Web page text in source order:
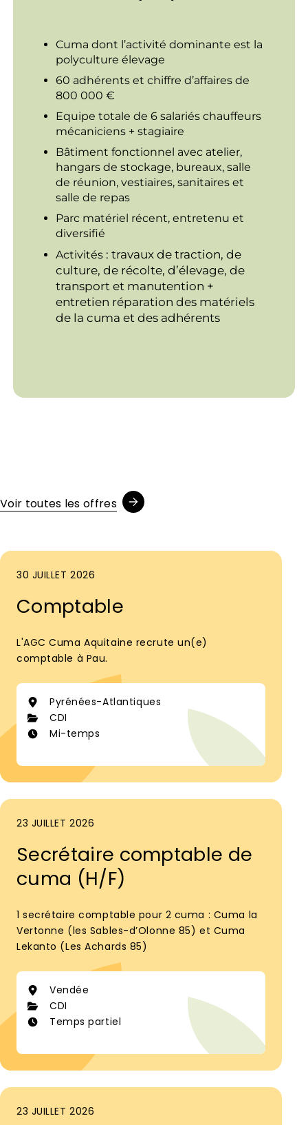
Cuma dont l’activité dominante est la
polyculture élevage
60 adhérents et chiffre d’affaires de
800 000 €
Equipe totale de 6 salariés chauffeurs
mécaniciens + stagiaire
Bâtiment fonctionnel avec atelier,
hangars de stockage, bureaux, salle
de réunion, vestiaires, sanitaires et
salle de repas
Parc matériel récent, entretenu et
diversifié
Activités : travaux de traction, de
culture, de récolte, d’élevage, de
transport et manutention +
entretien réparation des matériels
de la cuma et des adhérents
Voir toutes les offres
30 JUILLET 2026
Comptable
L'AGC Cuma Aquitaine recrute un(e)
comptable à Pau.
Pyrénées-Atlantiques
CDI
Mi-temps
23 JUILLET 2026
Secrétaire comptable de
cuma (H/F)
1 secrétaire comptable pour 2 cuma : Cuma la
Vertonne (les Sables-d’Olonne 85) et Cuma
Lekanto (Les Achards 85)
Vendée
CDI
Temps partiel
23 JUILLET 2026